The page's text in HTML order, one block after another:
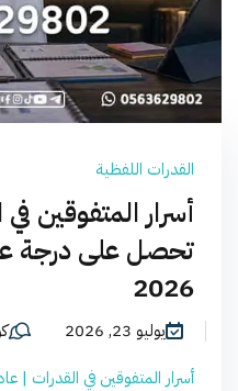
القدرات اللفظية
أسرار المتفوقين
تحصل على درجة
2026
يوليو 23, 2026
أسرار المتفوقين في القدرات